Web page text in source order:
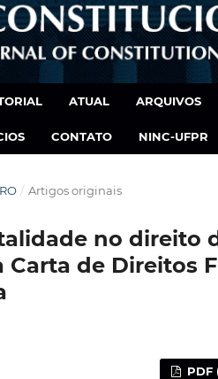
ATUAL ARQUIVOS
CONTATO NINC-UFPR
/ Artigos originais
no direito
Carta de Direitos
PDF